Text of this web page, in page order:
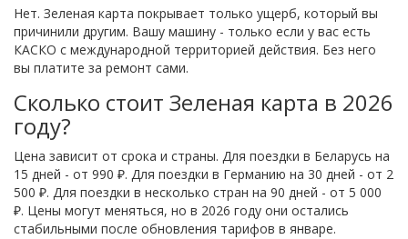
Нет. Зеленая карта покрывает только ущерб, который вы
причинили другим. Вашу машину - только если у вас есть
КАСКО с международной территорией действия. Без него
вы платите за ремонт сами.
Сколько стоит Зеленая карта в 2026
году?
Цена зависит от срока и страны. Для поездки в Беларусь на
15 дней - от 990 ₽. Для поездки в Германию на 30 дней - от 2
500 ₽. Для поездки в несколько стран на 90 дней - от 5 000
₽. Цены могут меняться, но в 2026 году они остались
стабильными после обновления тарифов в январе.